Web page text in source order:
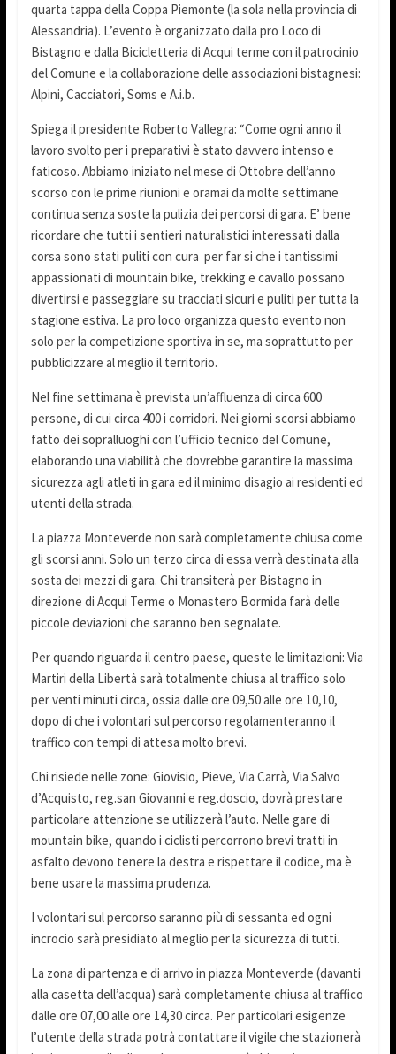
quarta tappa della Coppa Piemonte (la sola nella provincia di
Alessandria). L’evento è organizzato dalla pro Loco di
Bistagno e dalla Bicicletteria di Acqui terme con il patrocinio
del Comune e la collaborazione delle associazioni bistagnesi:
Alpini, Cacciatori, Soms e A.i.b.
Spiega il presidente Roberto Vallegra: “Come ogni anno il
lavoro svolto per i preparativi è stato davvero intenso e
faticoso. Abbiamo iniziato nel mese di Ottobre dell’anno
scorso con le prime riunioni e oramai da molte settimane
continua senza soste la pulizia dei percorsi di gara. E’ bene
ricordare che tutti i sentieri naturalistici interessati dalla
corsa sono stati puliti con cura per far si che i tantissimi
appassionati di mountain bike, trekking e cavallo possano
divertirsi e passeggiare su tracciati sicuri e puliti per tutta la
stagione estiva. La pro loco organizza questo evento non
solo per la competizione sportiva in se, ma soprattutto per
pubblicizzare al meglio il territorio.
Nel fine settimana è prevista un’affluenza di circa 600
persone, di cui circa 400 i corridori. Nei giorni scorsi abbiamo
fatto dei sopralluoghi con l’ufficio tecnico del Comune,
elaborando una viabilità che dovrebbe garantire la massima
sicurezza agli atleti in gara ed il minimo disagio ai residenti ed
utenti della strada.
La piazza Monteverde non sarà completamente chiusa come
gli scorsi anni. Solo un terzo circa di essa verrà destinata alla
sosta dei mezzi di gara. Chi transiterà per Bistagno in
direzione di Acqui Terme o Monastero Bormida farà delle
piccole deviazioni che saranno ben segnalate.
Per quando riguarda il centro paese, queste le limitazioni: Via
Martiri della Libertà sarà totalmente chiusa al traffico solo
per venti minuti circa, ossia dalle ore 09,50 alle ore 10,10,
dopo di che i volontari sul percorso regolamenteranno il
traffico con tempi di attesa molto brevi.
Chi risiede nelle zone: Giovisio, Pieve, Via Carrà, Via Salvo
d’Acquisto, reg.san Giovanni e reg.doscio, dovrà prestare
particolare attenzione se utilizzerà l’auto. Nelle gare di
mountain bike, quando i ciclisti percorrono brevi tratti in
asfalto devono tenere la destra e rispettare il codice, ma è
bene usare la massima prudenza.
I volontari sul percorso saranno più di sessanta ed ogni
incrocio sarà presidiato al meglio per la sicurezza di tutti.
La zona di partenza e di arrivo in piazza Monteverde (davanti
alla casetta dell’acqua) sarà completamente chiusa al traffico
dalle ore 07,00 alle ore 14,30 circa. Per particolari esigenze
l’utente della strada potrà contattare il vigile che stazionerà